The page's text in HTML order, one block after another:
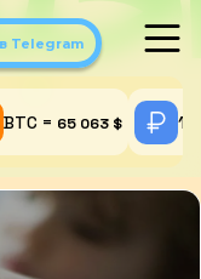
Telegram
BTC = 65 063 $ 1